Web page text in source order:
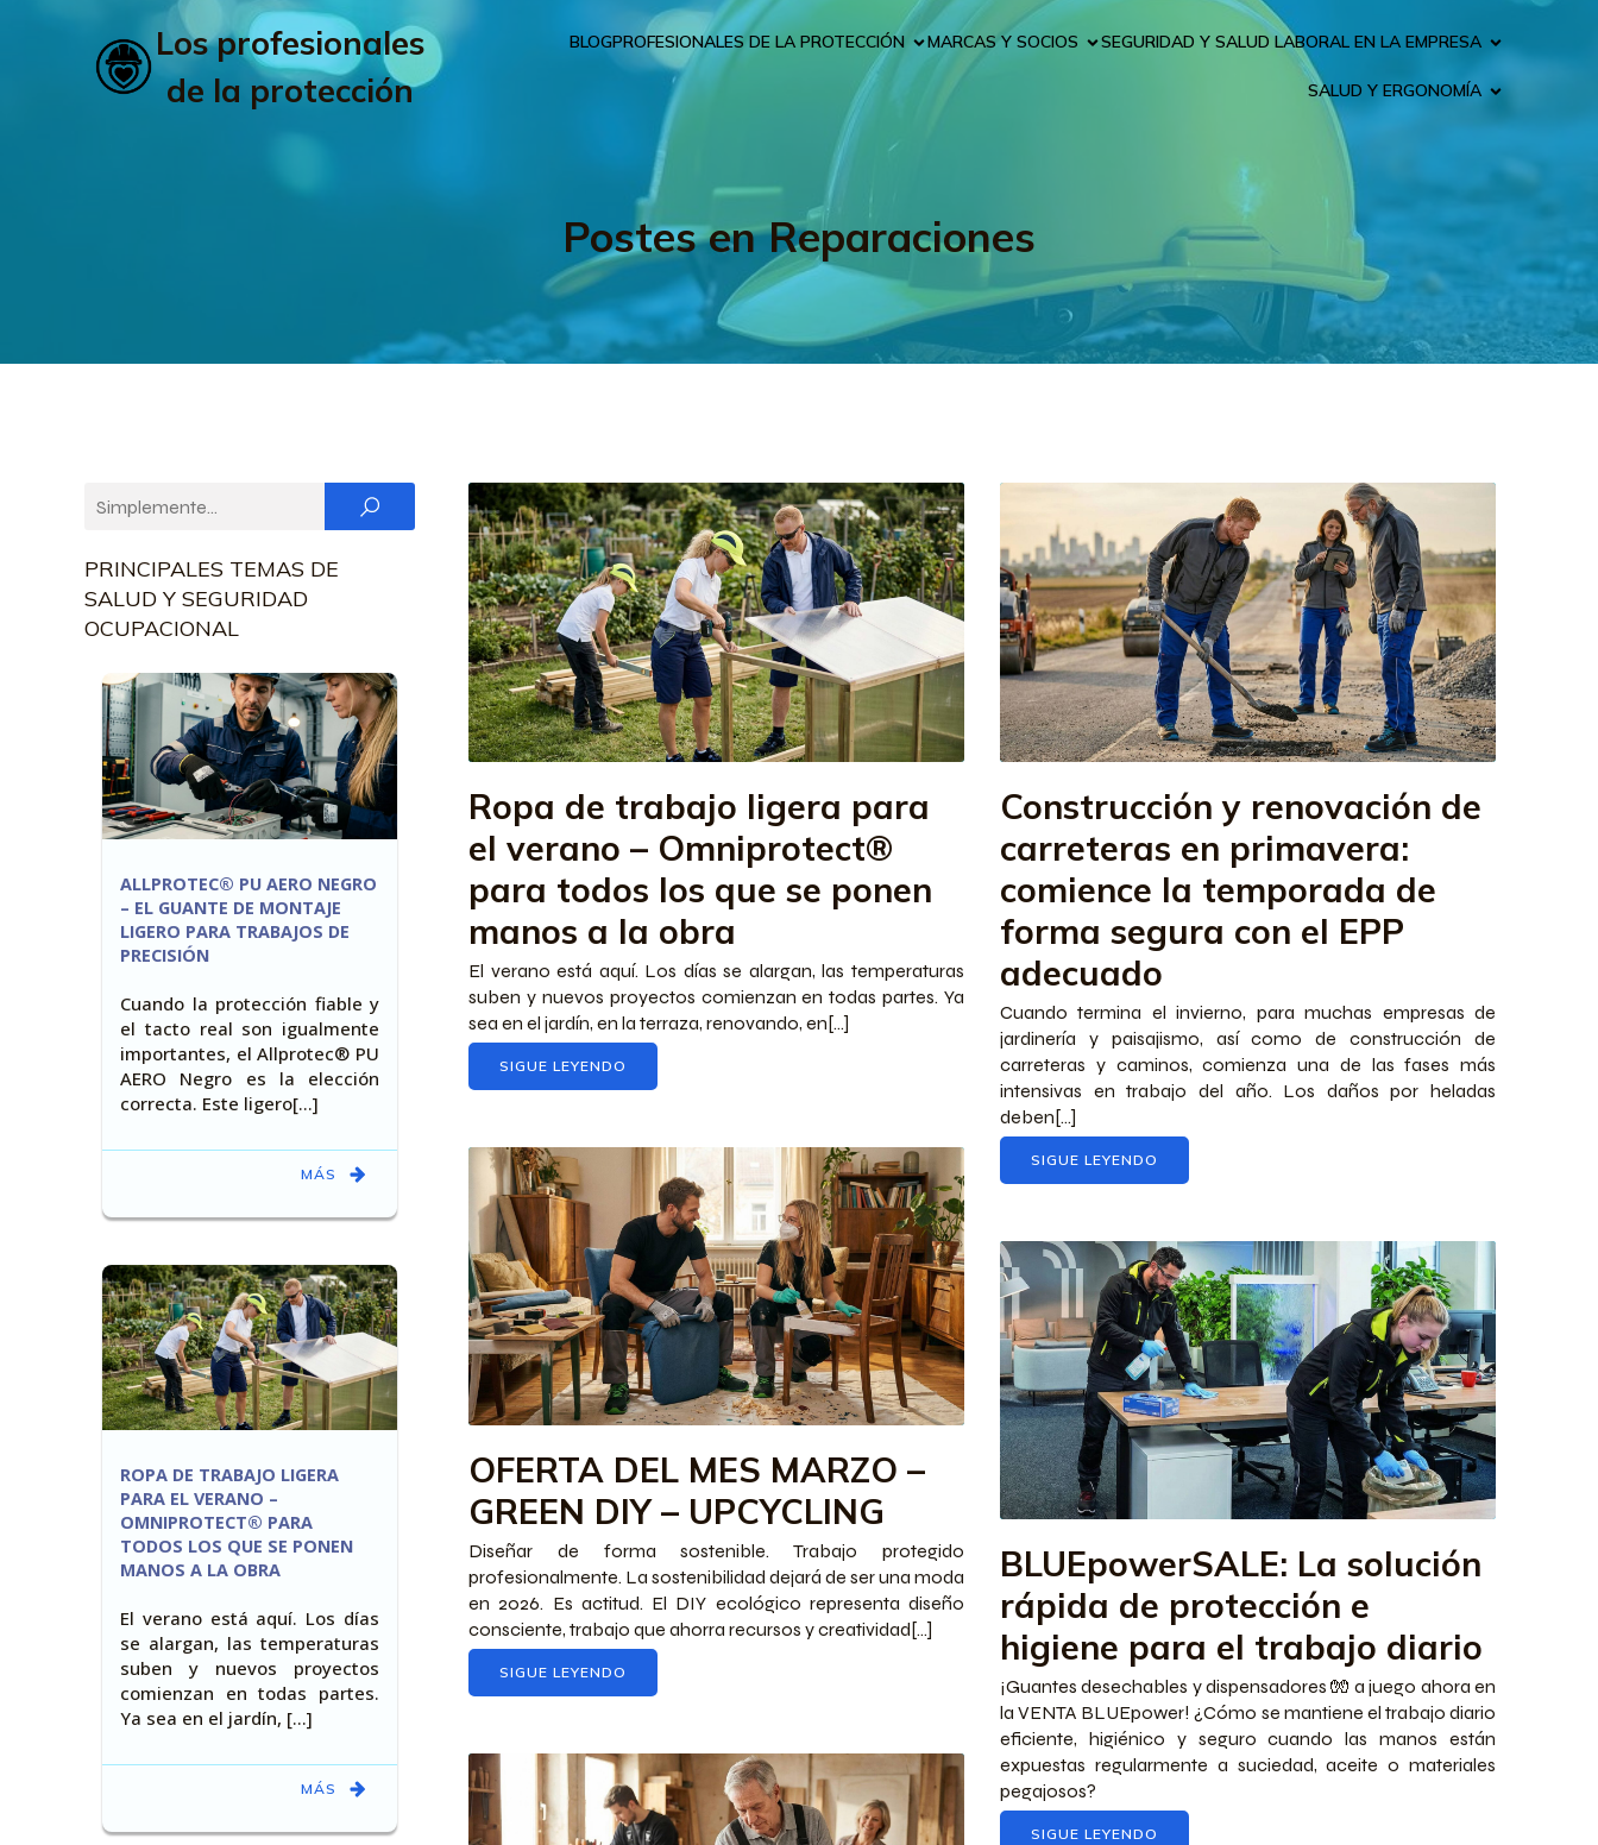
Los profesionales
de la protección
BLOGPROFESIONALES DE LA PROTECCIÓN MARCAS Y SOCIOS SEGURIDAD Y SALUD LABORAL EN LA EMPRESA
SALUD Y ERGONOMÍA
Postes en Reparaciones
PRINCIPALES TEMAS DE
SALUD Y SEGURIDAD
OCUPACIONAL
ALLPROTEC® PU AERO NEGRO
– EL GUANTE DE MONTAJE
LIGERO PARA TRABAJOS DE
PRECISIÓN
Cuando la protección fiable y
el tacto real son igualmente
importantes, el Allprotec® PU
AERO Negro es la elección
correcta. Este ligero[…]
MÁS
ROPA DE TRABAJO LIGERA
PARA EL VERANO –
OMNIPROTECT® PARA
TODOS LOS QUE SE PONEN
MANOS A LA OBRA
El verano está aquí. Los días
se alargan, las temperaturas
suben y nuevos proyectos
comienzan en todas partes.
Ya sea en el jardín, [...]
MÁS
Ropa de trabajo ligera para
el verano – Omniprotect®
para todos los que se ponen
manos a la obra
El verano está aquí. Los días se alargan, las temperaturas
suben y nuevos proyectos comienzan en todas partes. Ya
sea en el jardín, en la terraza, renovando, en[…]
SIGUE LEYENDO
Construcción y renovación de
carreteras en primavera:
comience la temporada de
forma segura con el EPP
adecuado
Cuando termina el invierno, para muchas empresas de
jardinería y paisajismo, así como de construcción de
carreteras y caminos, comienza una de las fases más
intensivas en trabajo del año. Los daños por heladas
deben[…]
SIGUE LEYENDO
OFERTA DEL MES MARZO –
GREEN DIY – UPCYCLING
Diseñar de forma sostenible. Trabajo protegido
profesionalmente. La sostenibilidad dejará de ser una moda
en 2026. Es actitud. El DIY ecológico representa diseño
consciente, trabajo que ahorra recursos y creatividad[...]
SIGUE LEYENDO
BLUEpowerSALE: La solución
rápida de protección e
higiene para el trabajo diario
¡Guantes desechables y dispensadores 🧤 a juego ahora en
la VENTA BLUEpower! ¿Cómo se mantiene el trabajo diario
eficiente, higiénico y seguro cuando las manos están
expuestas regularmente a suciedad, aceite o materiales
pegajosos?
SIGUE LEYENDO